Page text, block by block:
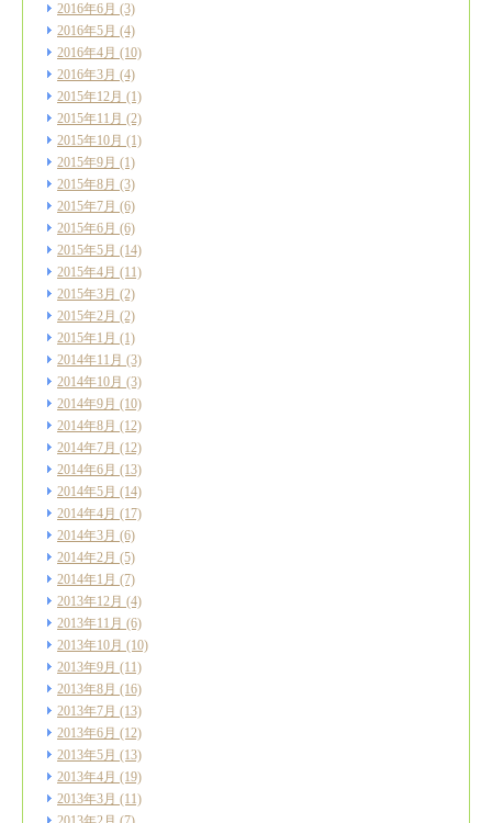
2016年6月 (3)
2016年5月 (4)
2016年4月 (10)
2016年3月 (4)
2015年12月 (1)
2015年11月 (2)
2015年10月 (1)
2015年9月 (1)
2015年8月 (3)
2015年7月 (6)
2015年6月 (6)
2015年5月 (14)
2015年4月 (11)
2015年3月 (2)
2015年2月 (2)
2015年1月 (1)
2014年11月 (3)
2014年10月 (3)
2014年9月 (10)
2014年8月 (12)
2014年7月 (12)
2014年6月 (13)
2014年5月 (14)
2014年4月 (17)
2014年3月 (6)
2014年2月 (5)
2014年1月 (7)
2013年12月 (4)
2013年11月 (6)
2013年10月 (10)
2013年9月 (11)
2013年8月 (16)
2013年7月 (13)
2013年6月 (12)
2013年5月 (13)
2013年4月 (19)
2013年3月 (11)